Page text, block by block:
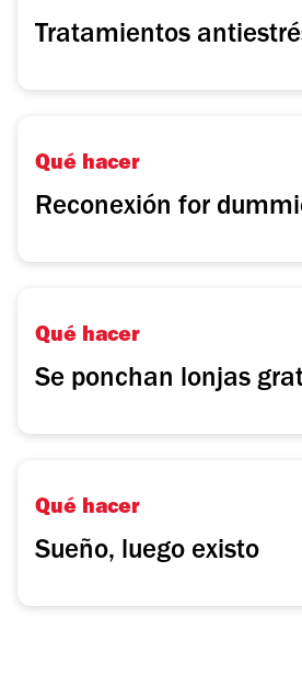
Tratamientos
Qué hacer
Reconexión for
Qué hacer
Se ponchan lonjas
Qué hacer
Sueño, luego existo